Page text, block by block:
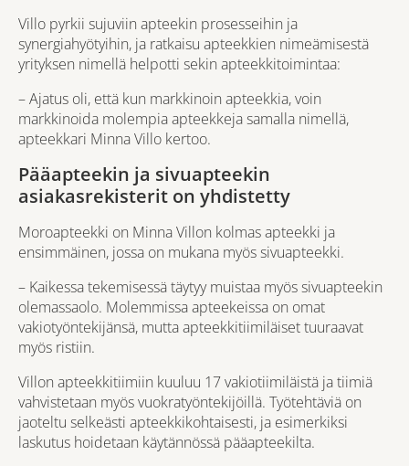
Villo pyrkii sujuviin apteekin prosesseihin ja
synergiahyötyihin, ja ratkaisu apteekkien nimeämisestä
yrityksen nimellä helpotti sekin apteekkitoimintaa:
– Ajatus oli, että kun markkinoin apteekkia, voin
markkinoida molempia apteekkeja samalla nimellä,
apteekkari Minna Villo kertoo.
Pääapteekin ja sivuapteekin
asiakasrekisterit on yhdistetty
Moroapteekki on Minna Villon kolmas apteekki ja
ensimmäinen, jossa on mukana myös sivuapteekki.
– Kaikessa tekemisessä täytyy muistaa myös sivuapteekin
olemassaolo. Molemmissa apteekeissa on omat
vakiotyöntekijänsä, mutta apteekkitiimiläiset tuuraavat
myös ristiin.
Villon apteekkitiimiin kuuluu 17 vakiotiimiläistä ja tiimiä
vahvistetaan myös vuokratyöntekijöillä. Työtehtäviä on
jaoteltu selkeästi apteekkikohtaisesti, ja esimerkiksi
laskutus hoidetaan käytännössä pääapteekilta.